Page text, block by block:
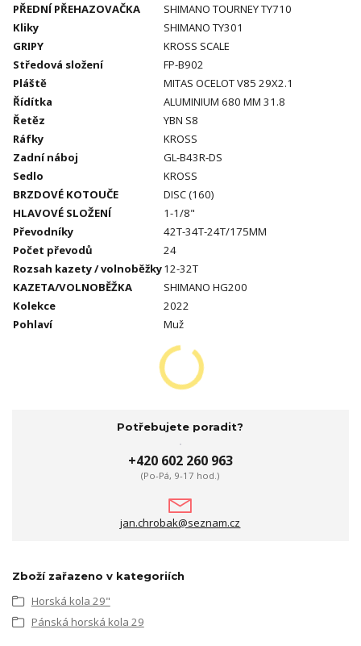
PŘEDNÍ PŘEHAZOVAČKA
SHIMANO TOURNEY TY710
Kliky
SHIMANO TY301
GRIPY
KROSS SCALE
Středová složení
FP-B902
Pláště
MITAS OCELOT V85 29X2.1
Řídítka
ALUMINIUM 680 MM 31.8
Řetěz
YBN S8
Ráfky
KROSS
Zadní náboj
GL-B43R-DS
Sedlo
KROSS
BRZDOVÉ KOTOUČE
DISC (160)
HLAVOVÉ SLOŽENÍ
1-1/8"
Převodníky
42T-34T-24T/175MM
Počet převodů
24
Rozsah kazety / volnoběžky12-32T
KAZETA/VOLNOBĚŽKA
SHIMANO HG200
Kolekce
2022
Pohlaví
Muž
Potřebujete poradit?
+420 602 260 963
(Po-Pá, 9-17 hod.)
jan.chrobak@seznam.cz
Zboží zařazeno v kategoriích
Horská kola 29"
Pánská horská kola 29